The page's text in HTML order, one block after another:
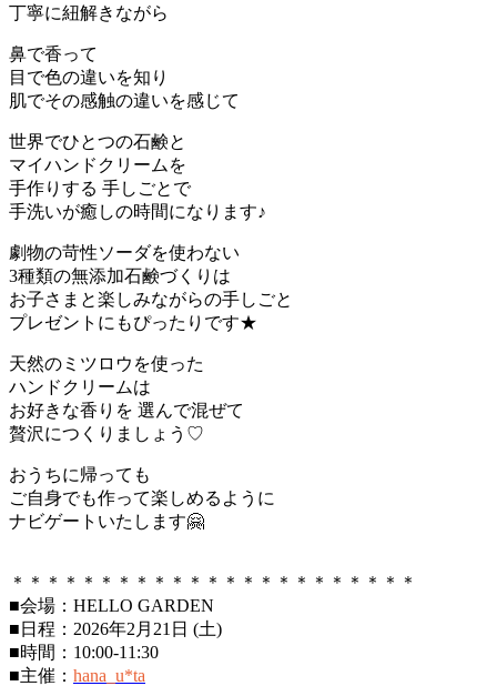
丁寧に紐解きながら
鼻で香って
目で色の違いを知り
肌でその感触の違いを感じて
世界でひとつの石鹸と
マイハンドクリームを
手作りする 手しごとで
手洗いが癒しの時間になります♪
劇物の苛性ソーダを使わない
3種類の無添加石鹸づくりは
お子さまと楽しみながらの手しごと
プレゼントにもぴったりです★
天然のミツロウを使った
ハンドクリームは
お好きな香りを 選んで混ぜて
贅沢につくりましょう♡
おうちに帰っても
ご自身でも作って楽しめるように
ナビゲートいたします🤗
＊＊＊＊＊＊＊＊＊＊＊＊＊＊＊＊＊＊＊＊＊＊＊
■会場：HELLO GARDEN
■日程：2026年2月21日 (土)
■時間：10:00-11:30
■主催： hana_u*ta